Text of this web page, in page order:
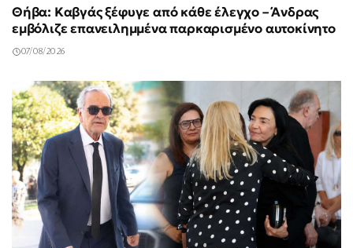
Θήβα: Καβγάς ξέφυγε από κάθε έλεγχο – Άνδρας
εμβόλιζε επανειλημμένα παρκαρισμένο αυτοκίνητο
07/08/2026